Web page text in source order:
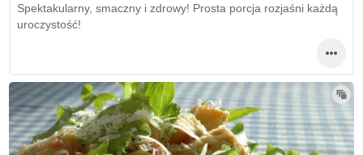
Spektakularny, smaczny i zdrowy! Prosta porcja rozjaśni każdą
uroczystość!